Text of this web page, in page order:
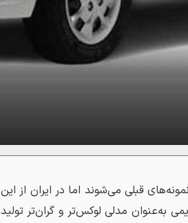
قبلی می‌شوند اما در ایران از این
به‌عنوان مدلی لوکس‌تر و گران‌تر تولید